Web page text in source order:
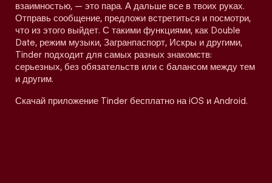
взаимностью, — это пара. А дальше все в твоих руках.
Отправь сообщение, предложи встретиться и посмотри,
что из этого выйдет. С такими функциями, как Double
Date, режим музыки, Загранпаспорт, Искры и другими,
Tinder подходит для самых разных знакомств:
серьезных, без обязательств или с балансом между тем
и другим.
Скачай приложение Tinder бесплатно на iOS и Android.